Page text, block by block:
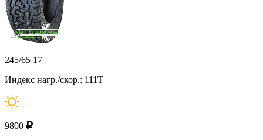
245/65 17
Индекс нагр./скор.: 111T
9800